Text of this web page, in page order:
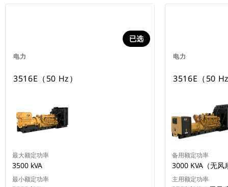
电力
已选
3516E（50 Hz）
最大额定功率
3500 kVA
最小额定功率
电力
3516E（50
备用额定功率
3000 KVA（无风
主用额定功率